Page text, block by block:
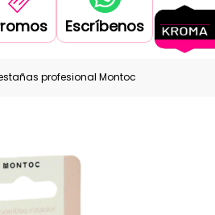
Escríbenos
profesional Montoc